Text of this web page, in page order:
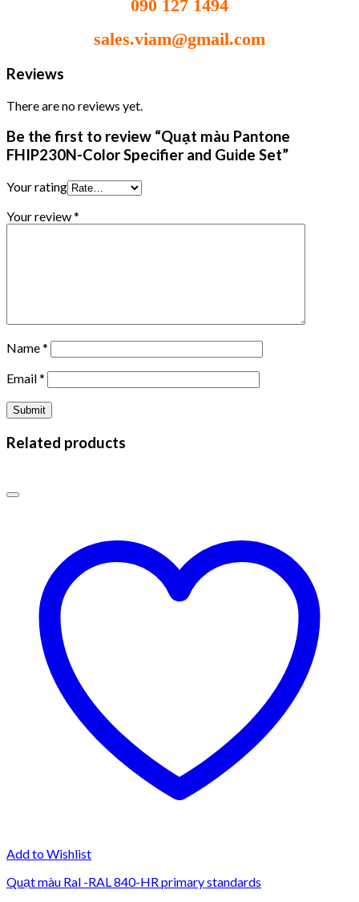
090 127 1494
sales.viam@gmail.com
Reviews
There are no reviews yet.
Be the first to review “Quạt màu Pantone
FHIP230N-Color Specifier and Guide Set”
Your rating
Your review*
Name*
Email*
Related products
Add to Wishlist
Quạt màu Ral -RAL 840-HR primary standards